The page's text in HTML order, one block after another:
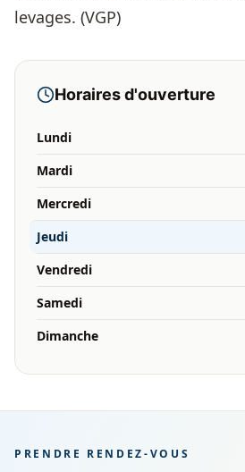
levages. (VGP)
Horaires d'ouverture
Lundi
Mardi
Mercredi
Jeudi
Vendredi
Samedi
Dimanche
PRENDRE RENDEZ-VOUS